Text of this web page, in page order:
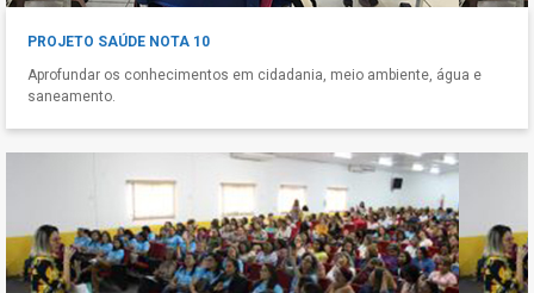
PROJETO SAÚDE NOTA 10
Aprofundar os conhecimentos em cidadania, meio ambiente, água e
saneamento.